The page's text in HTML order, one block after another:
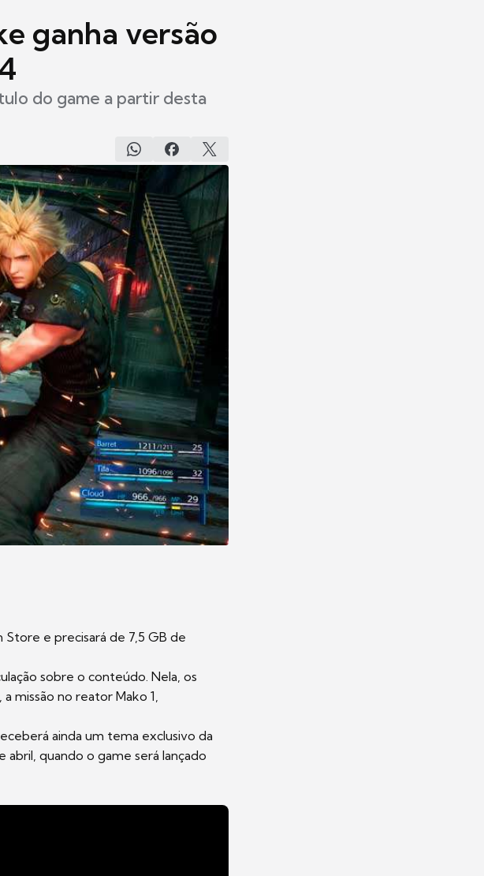
ganha versão
do game a partir desta
Store e precisará de 7,5 GB de
sobre o conteúdo. Nela, os
missão no reator Mako 1,
ainda um tema exclusivo da
abril, quando o game será lançado